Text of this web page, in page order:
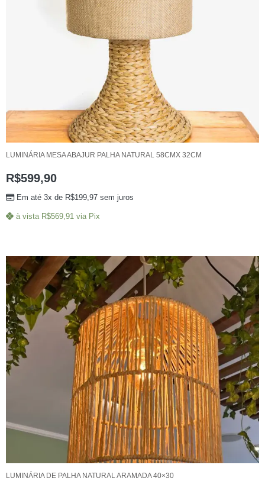
LUMINÁRIA MESA ABAJUR PALHA NATURAL 58CMX 32CM
R$599,90
Em até 3x de R$199,97 sem juros
à vista R$569,91 via Pix
LUMINÁRIA DE PALHA NATURAL ARAMADA 40×30